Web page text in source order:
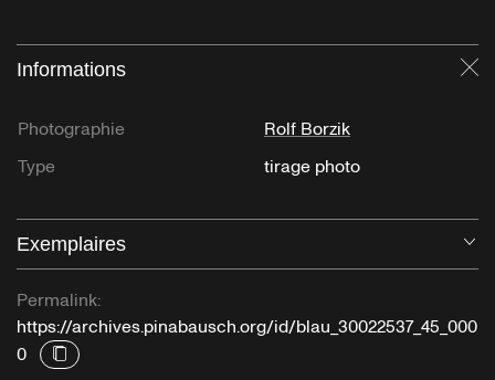
Informations
Photographie
Rolf Borzik
Type
tirage photo
Exemplaires
Permalink:
https://archives.pinabausch.org/id/blau_30022537_45_000
0